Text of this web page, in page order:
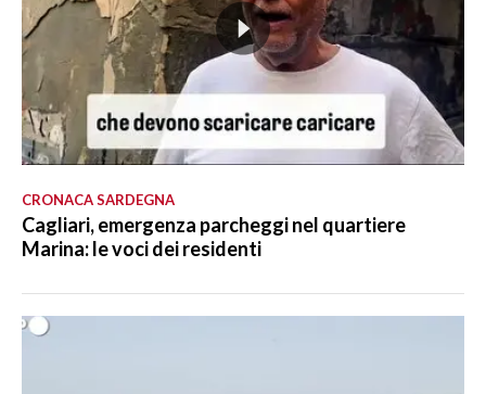
CRONACA SARDEGNA
Cagliari, emergenza parcheggi nel quartiere
Marina: le voci dei residenti